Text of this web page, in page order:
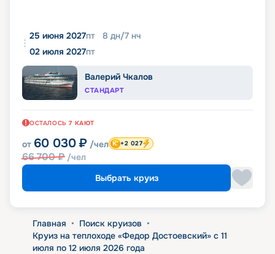
25 июня 2027пт 8 дн/7 нч
02 июля 2027пт
Валерий Чкалов
СТАНДАРТ
ОСТАЛОСЬ 7 КАЮТ
от 60 030 ₽ /чел
66 700₽ /чел
+2 027
Выбрать круиз
Главная • Поиск круизов •
Круиз на теплоходе «Федор Достоевский» с 11
июля по 12 июля 2026 года